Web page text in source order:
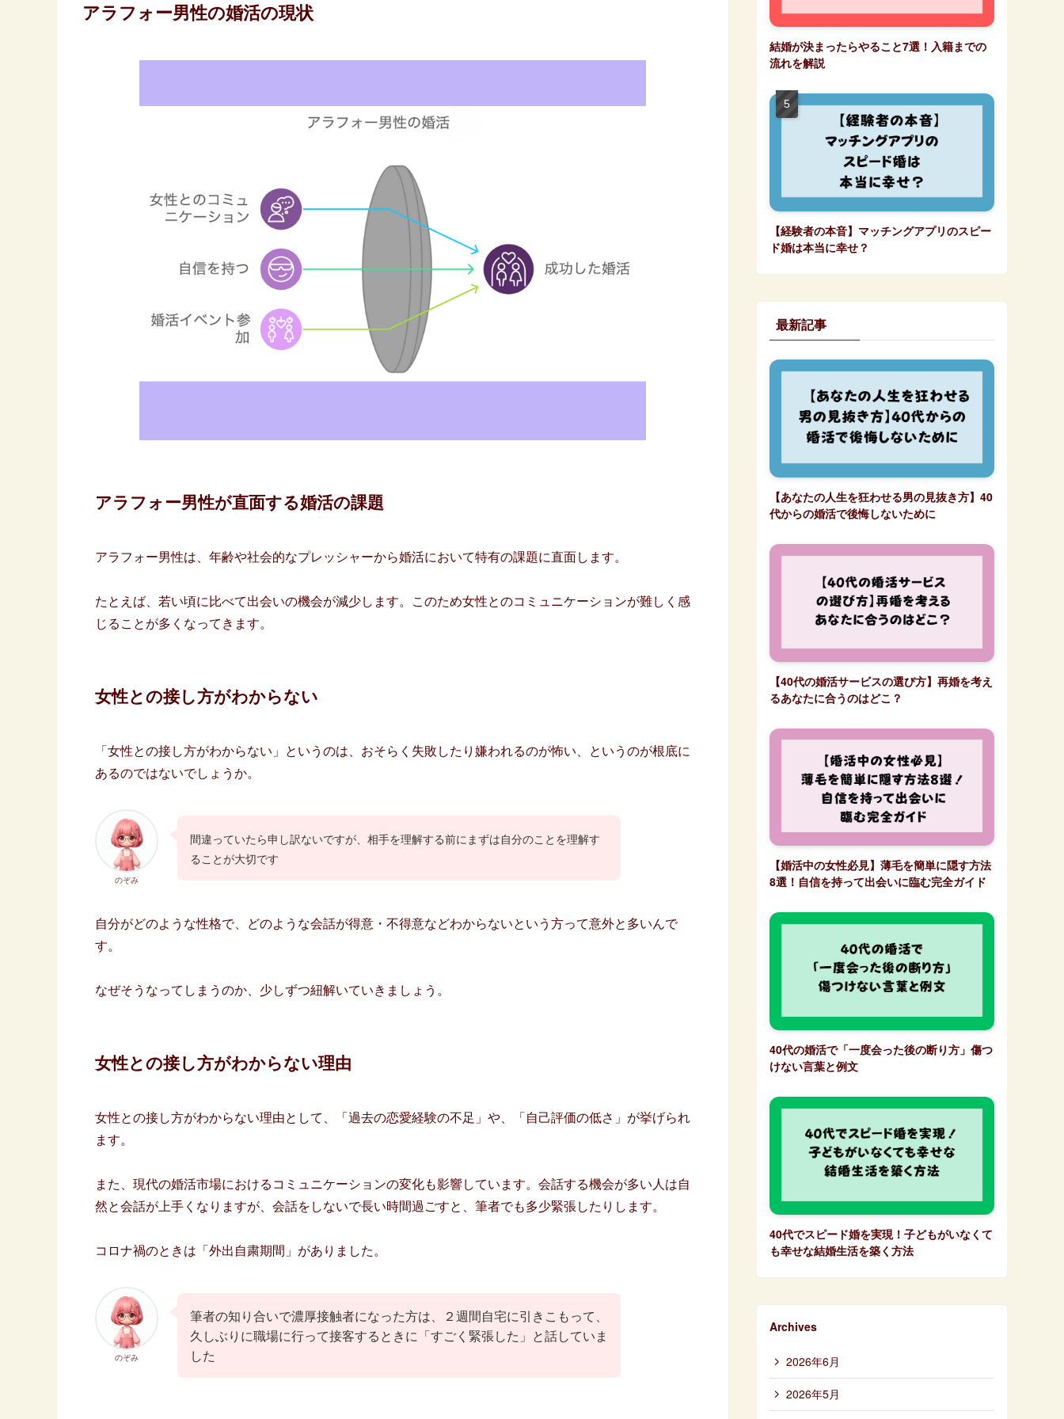
アラフォー男性の婚活の現状
アラフォー男性が直面する婚活の課題
アラフォー男性は、年齢や社会的なプレッシャーから婚活において特有の課題に直面します。
たとえば、若い頃に比べて出会いの機会が減少します。このため女性とのコミュニケーションが難しく感
じることが多くなってきます。
女性との接し方がわからない
「女性との接し方がわからない」というのは、おそらく失敗したり嫌われるのが怖い、というのが根底に
あるのではないでしょうか。
のぞみ
間違っていたら申し訳ないですが、相手を理解する前にまずは自分のことを理解す
ることが大切です
自分がどのような性格で、どのような会話が得意・不得意などわからないという方って意外と多いんで
す。
なぜそうなってしまうのか、少しずつ紐解いていきましょう。
女性との接し方がわからない理由
女性との接し方がわからない理由として、「過去の恋愛経験の不足」や、「自己評価の低さ」が挙げられ
ます。
また、現代の婚活市場におけるコミュニケーションの変化も影響しています。会話する機会が多い人は自
然と会話が上手くなりますが、会話をしないで長い時間過ごすと、筆者でも多少緊張したりします。
コロナ禍のときは「外出自粛期間」がありました。
のぞみ
筆者の知り合いで濃厚接触者になった方は、２週間自宅に引きこもって、
久しぶりに職場に行って接客するときに「すごく緊張した」と話していま
した
結婚が決まったらやること7選！入籍までの
流れを解説
【経験者の本音】マッチングアプリのスピー
ド婚は本当に幸せ？
最新記事
【あなたの人生を狂わせる男の見抜き方】40
代からの婚活で後悔しないために
【40代の婚活サービスの選び方】再婚を考え
るあなたに合うのはどこ？
【婚活中の女性必見】薄毛を簡単に隠す方法
8選！自信を持って出会いに臨む完全ガイド
40代の婚活で「一度会った後の断り方」傷つ
けない言葉と例文
40代でスピード婚を実現！子どもがいなくて
も幸せな結婚生活を築く方法
Archives
2026年6月
2026年5月